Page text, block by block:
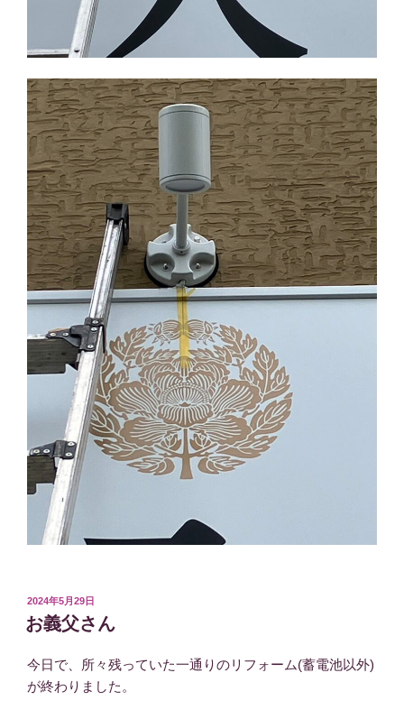
投
稿
日:
2024年5月29日
お義父さん
今日で、所々残っていた一通りのリフォーム(蓄電池以外)
が終わりました。